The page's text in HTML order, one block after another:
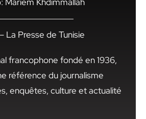
Presse de Tunisie
francophone fondé en 1936,
référence du journalisme
enquêtes, culture et actualité